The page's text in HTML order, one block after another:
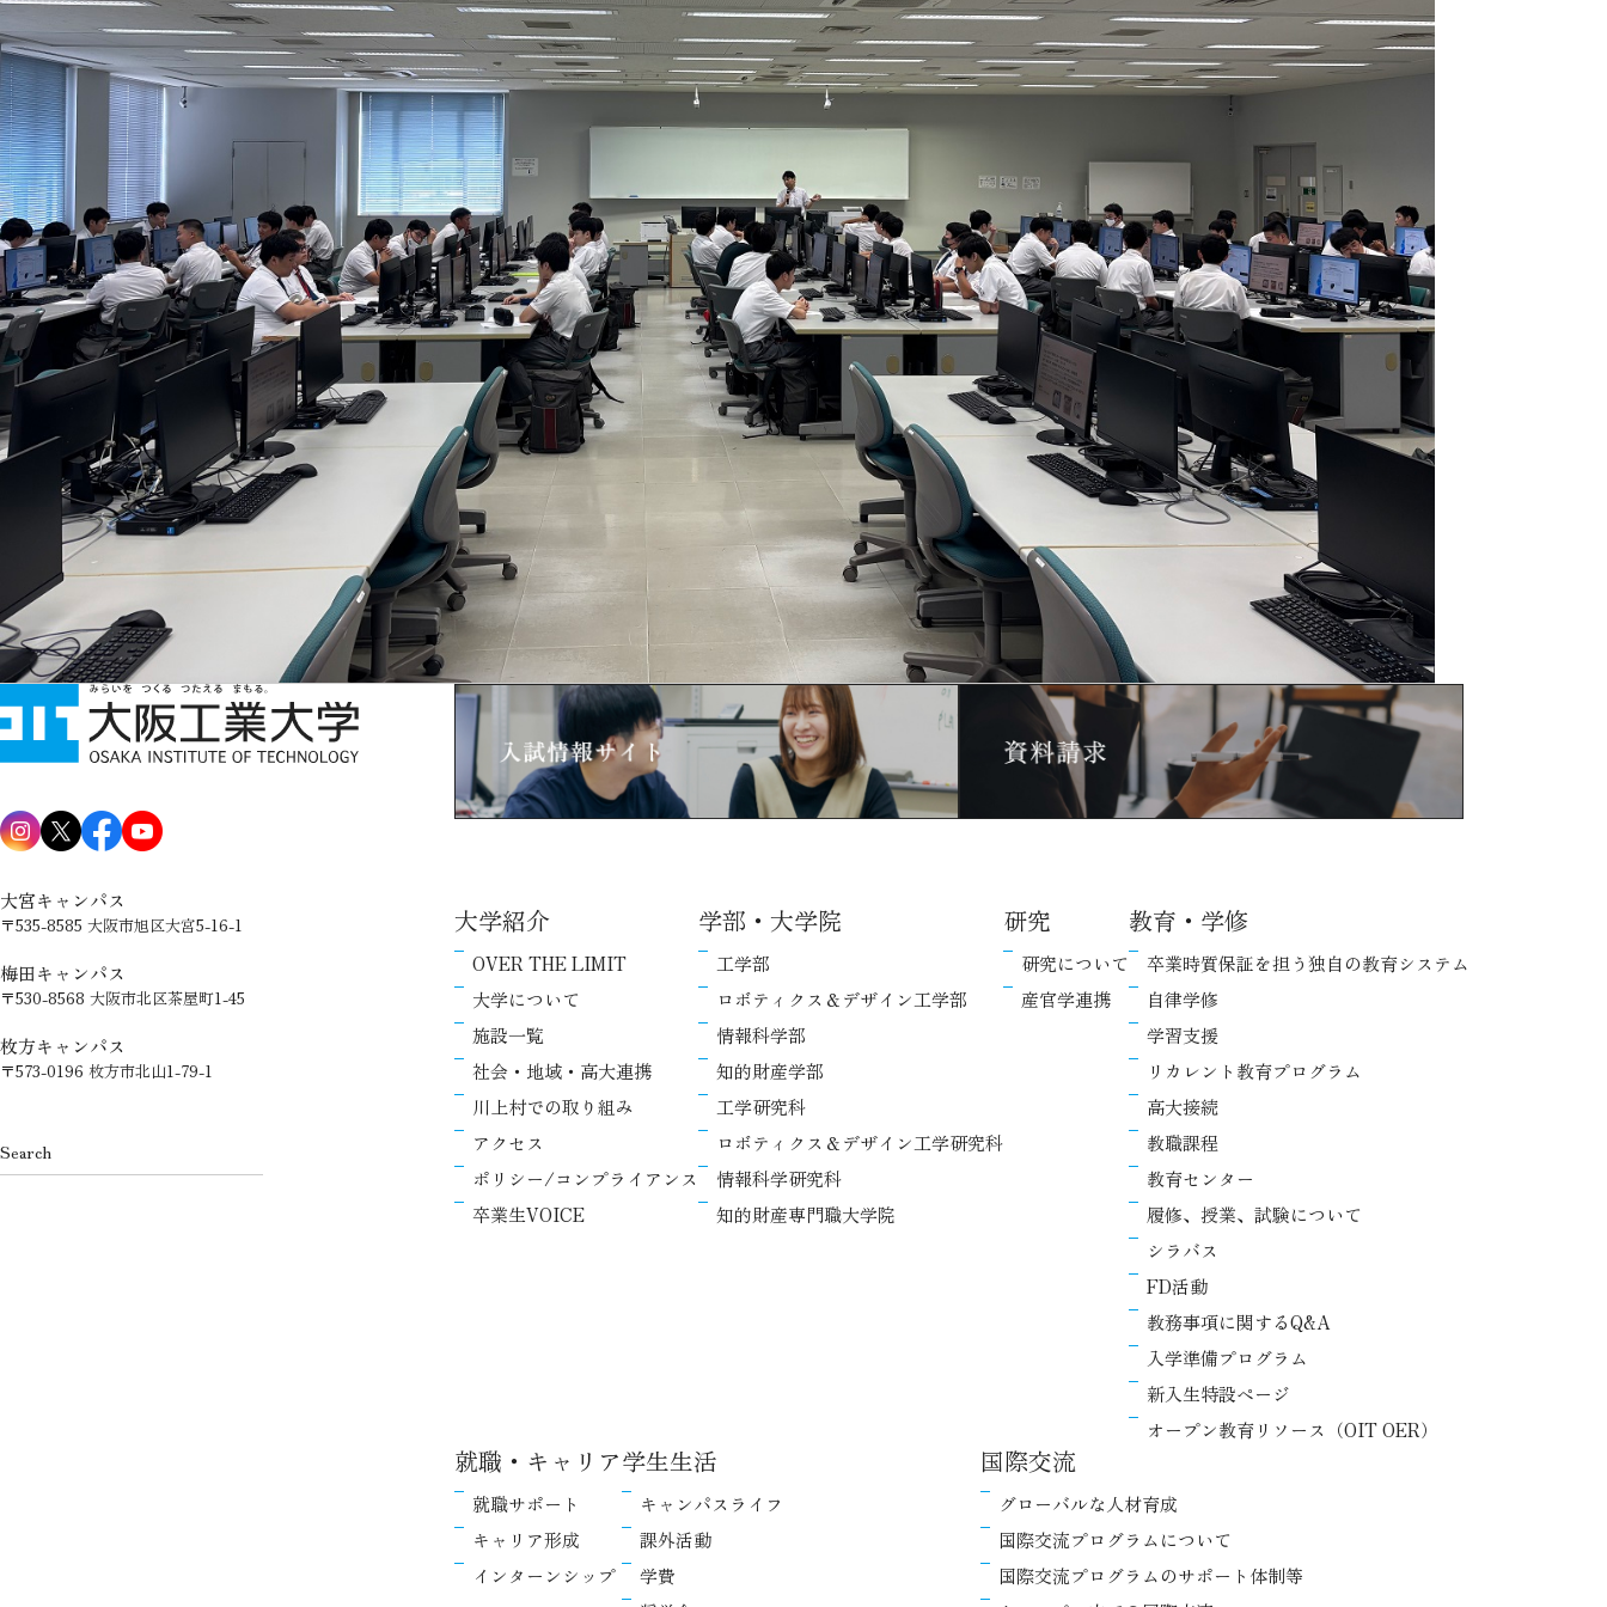
大宮キャンパス
〒535-8585 大阪市旭区大宮5-16-1
梅田キャンパス
〒530-8568 大阪市北区茶屋町1-45
枚方キャンパス
〒573-0196 枚方市北山1-79-1
大学紹介
OVER THE LIMIT
大学について
施設一覧
社会・地域・高大連携
川上村での取り組み
アクセス
ポリシー/コンプライアンス
卒業生VOICE
学部・大学院
工学部
ロボティクス＆デザイン工学部
情報科学部
知的財産学部
工学研究科
ロボティクス＆デザイン工学研究科
情報科学研究科
知的財産専門職大学院
研究
研究について
産官学連携
教育・学修
卒業時質保証を担う独自の教育システム
自律学修
学習支援
リカレント教育プログラム
高大接続
教職課程
教育センター
履修、授業、試験について
シラバス
FD活動
教務事項に関するQ&A
入学準備プログラム
新入生特設ページ
オープン教育リソース（OIT OER）
就職・キャリア
就職サポート
キャリア形成
インターンシップ
学生生活
キャンパスライフ
課外活動
学費
国際交流
グローバルな人材育成
国際交流プログラムについて
国際交流プログラムのサポート体制等